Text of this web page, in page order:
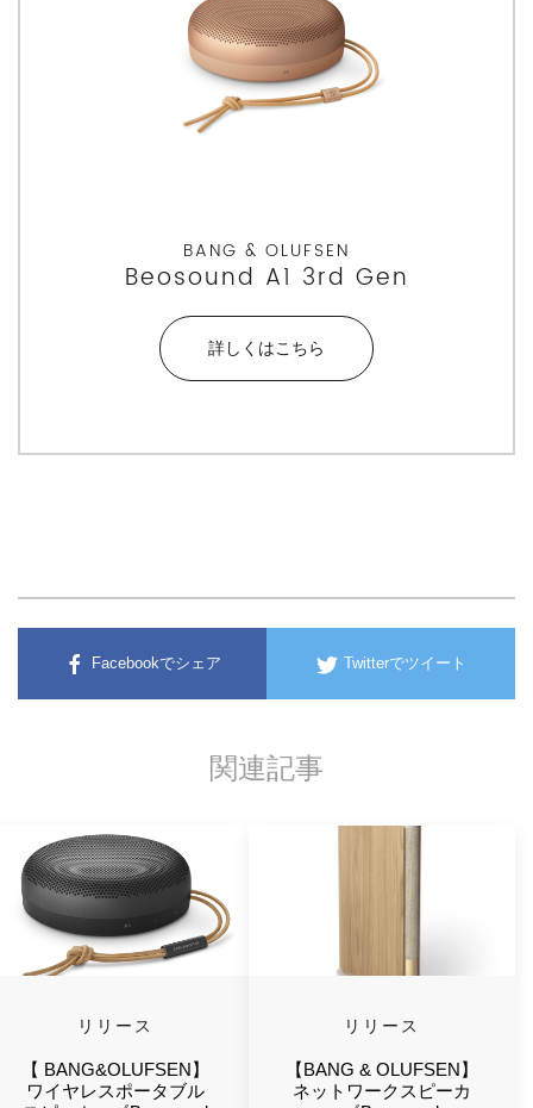
BANG & OLUFSEN
Beosound A1 3rd Gen
詳しくはこちら
Facebookでシェア Twitterでツイート
関連記事
リリース
【 BANG&OLUFSEN】
ワイヤレスポータブル
リリース
【BANG & OLUFSEN】
ネットワークスピーカ